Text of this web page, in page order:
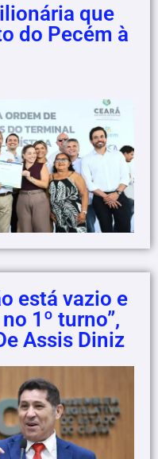
que
do Pecém à
está vazio e
1º turno”,
Assis Diniz